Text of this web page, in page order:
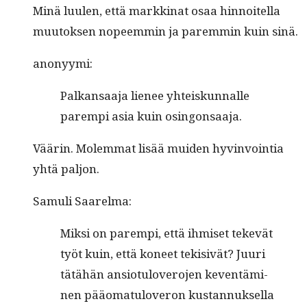
Minä luulen, että markki­nat osaa hin­noitel­la
muu­tok­sen nopeem­min ja parem­min kuin sinä.
anonyy­mi:
Palka­nsaa­ja lie­nee yhteiskun­nalle
parem­pi asia kuin osingonsaaja.
Väärin. Molem­mat lisää muiden hyv­in­voin­tia
yhtä paljon.
Samuli Saarel­ma:
Mik­si on parem­pi, että ihmiset tekevät
työt kuin, että koneet tek­i­sivät? Juuri
tätähän ansio­tulovero­jen keven­tämi­
nen pääo­mat­uloveron kus­tan­nuk­sel­la